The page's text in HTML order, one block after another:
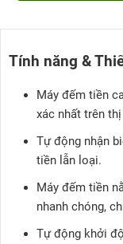
Tính năng &
Máy đếm tiền
xác nhất trên
Tự động nhận
tiền lẫn loại.
Máy đếm tiền
nhanh chóng,
Tự động khởi